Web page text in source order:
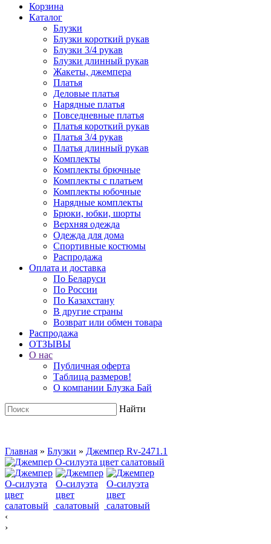
Корзина
Каталог
Блузки
Блузки короткий рукав
Блузки 3/4 рукав
Блузки длинный рукав
Жакеты, джемпера
Платья
Деловые платья
Нарядные платья
Повседневные платья
Платья короткий рукав
Платья 3/4 рукав
Платья длинный рукав
Комплекты
Комплекты брючные
Комплекты с платьем
Комплекты юбочные
Нарядные комплекты
Брюки, юбки, шорты
Верхняя одежда
Одежда для дома
Спортивные костюмы
Распродажа
Оплата и доставка
По Беларуси
По России
По Казахстану
В другие страны
Возврат или обмен товара
Распродажа
ОТЗЫВЫ
О нас
Публичная оферта
Таблица размеров!
О компании Блузка Бай
Найти
Главная » Блузки » Джемпер Rv-2471.1
‹
›